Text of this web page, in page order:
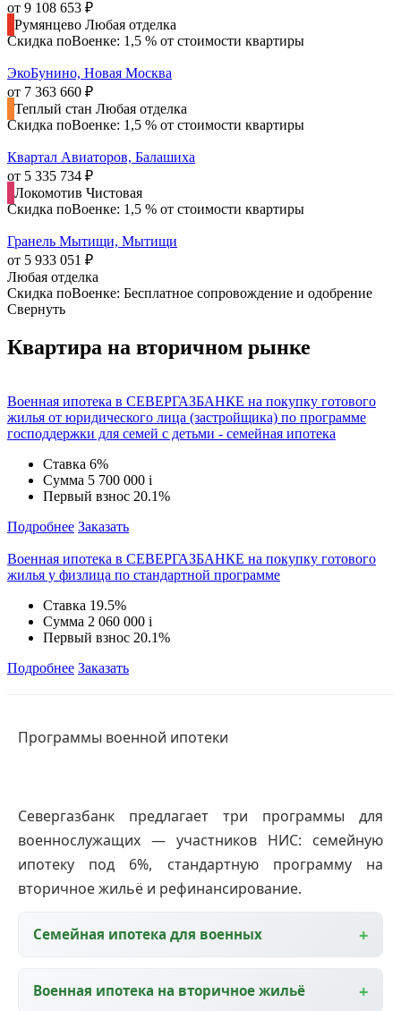
от 9 108 653 ₽
Румянцево Любая отделка
Скидка поВоенке: 1,5 % от стоимости квартиры
ЭкоБунино, Новая Москва
от 7 363 660 ₽
Теплый стан Любая отделка
Скидка поВоенке: 1,5 % от стоимости квартиры
Квартал Авиаторов, Балашиха
от 5 335 734 ₽
Локомотив Чистовая
Скидка поВоенке: 1,5 % от стоимости квартиры
Гранель Мытищи, Мытищи
от 5 933 051 ₽
Любая отделка
Скидка поВоенке: Бесплатное сопровождение и одобрение
Свернуть
Квартира на вторичном рынке
Военная ипотека в СЕВЕРГАЗБАНКЕ на покупку готового
жилья от юридического лица (застройщика) по программе
господдержки для семей с детьми - семейная ипотека
Ставка 6%
Сумма 5 700 000 i
Первый взнос 20.1%
Подробнее Заказать
Военная ипотека в СЕВЕРГАЗБАНКЕ на покупку готового
жилья у физлица по стандартной программе
Ставка 19.5%
Сумма 2 060 000 i
Первый взнос 20.1%
Подробнее Заказать
Программы военной ипотеки
Севергазбанк предлагает три программы для
военнослужащих — участников НИС: семейную
ипотеку под 6%, стандартную программу на
вторичное жильё и рефинансирование.
Семейная ипотека для военных
Военная ипотека на вторичное жильё